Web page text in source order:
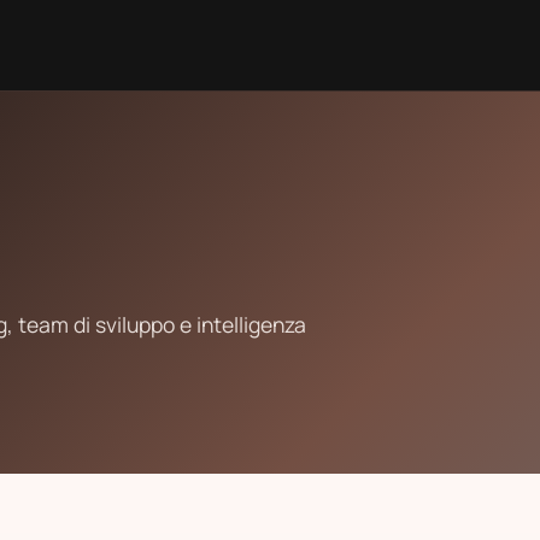
team di sviluppo e intelligenza